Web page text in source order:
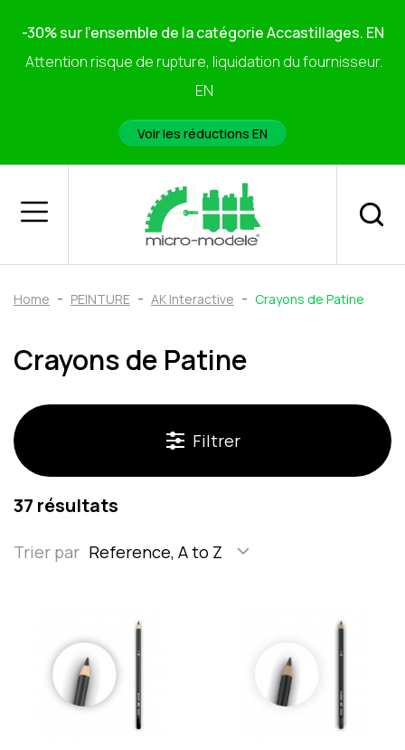
-30% sur l'ensemble de la catégorie Accastillages. EN
Attention risque de rupture, liquidation du fournisseur.
EN
Voir les réductions EN
Home PEINTURE AK Interactive Crayons de Patine
Crayons de Patine
Filtrer
37 résultats
Trier par Reference, A to Z